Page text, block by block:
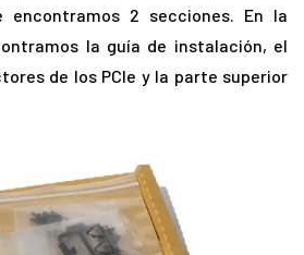
encontramos 2 secciones. En la
la guía de instalación, el
de los PCIe y la parte superior